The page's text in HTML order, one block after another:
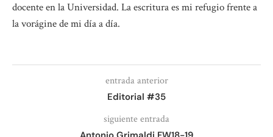
docente en la Universidad. La escritura es mi refugio frente a
la vorágine de mi día a día.
entrada anterior
Editorial #35
siguiente entrada